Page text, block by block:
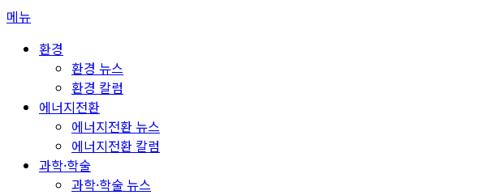
콘
메뉴
환경
환경 뉴스
환경 칼럼
에너지전환
에너지전환 뉴스
에너지전환 칼럼
과학·학술
과학·학술 뉴스